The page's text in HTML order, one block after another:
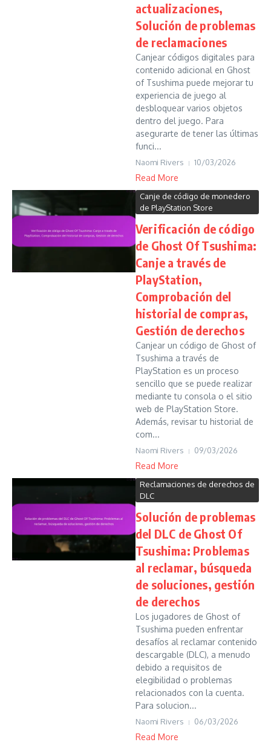
actualizaciones,
Solución de problemas
de reclamaciones
Canjear códigos digitales para
contenido adicional en Ghost
of Tsushima puede mejorar tu
experiencia de juego al
desbloquear varios objetos
dentro del juego. Para
asegurarte de tener las últimas
funci...
Naomi Rivers 10/03/2026
Read More
Canje de código de monedero
de PlayStation Store
Verificación de código
de Ghost Of Tsushima:
Canje a través de
PlayStation,
Comprobación del
historial de compras,
Gestión de derechos
Canjear un código de Ghost of
Tsushima a través de
PlayStation es un proceso
sencillo que se puede realizar
mediante tu consola o el sitio
web de PlayStation Store.
Además, revisar tu historial de
com...
Naomi Rivers 09/03/2026
Read More
Reclamaciones de derechos de
DLC
Solución de problemas
del DLC de Ghost Of
Tsushima: Problemas
al reclamar, búsqueda
de soluciones, gestión
de derechos
Los jugadores de Ghost of
Tsushima pueden enfrentar
desafíos al reclamar contenido
descargable (DLC), a menudo
debido a requisitos de
elegibilidad o problemas
relacionados con la cuenta.
Para solucion...
Naomi Rivers 06/03/2026
Read More